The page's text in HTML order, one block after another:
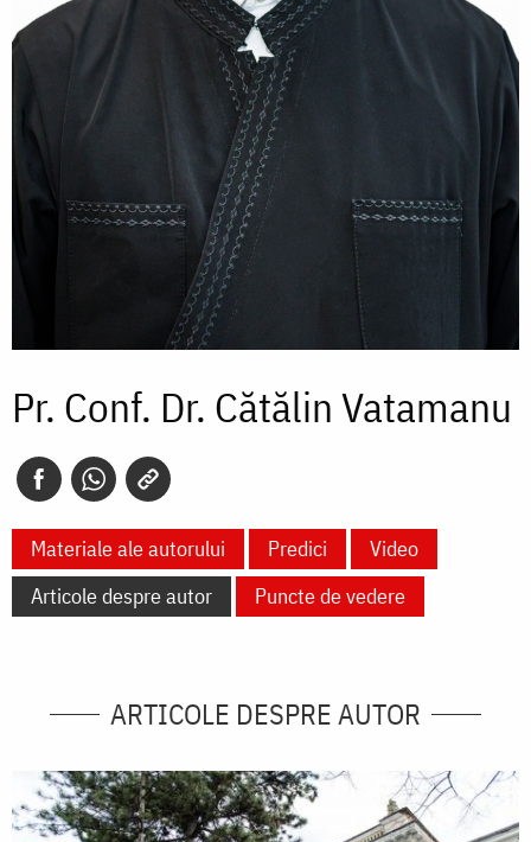
Pr. Conf. Dr. Cătălin Vatamanu
Materiale ale autorului Predici
Video
Articole despre autor
Puncte de vedere
ARTICOLE DESPRE AUTOR